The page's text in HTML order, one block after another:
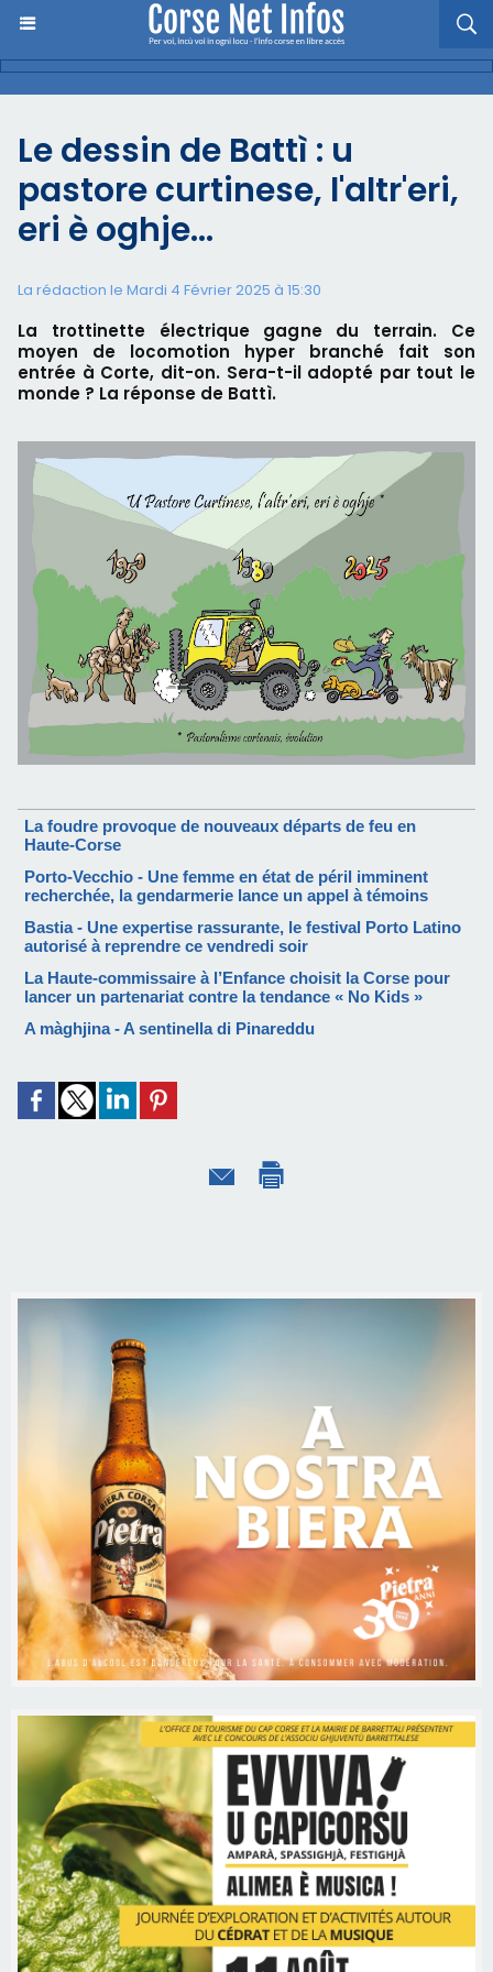
Le dessin de Battì : u
pastore curtinese, l'altr'eri,
eri è oghje…
La rédaction le Mardi 4 Février 2025 à 15:30
La trottinette électrique gagne du terrain. Ce
moyen de locomotion hyper branché fait son
entrée à Corte, dit-on. Sera-t-il adopté par tout le
monde ? La réponse de Battì.
La foudre provoque de nouveaux départs de feu en
Haute-Corse
Porto-Vecchio - Une femme en état de péril imminent
recherchée, la gendarmerie lance un appel à témoins
Bastia - Une expertise rassurante, le festival Porto Latino
autorisé à reprendre ce vendredi soir
La Haute-commissaire à l’Enfance choisit la Corse pour
lancer un partenariat contre la tendance « No Kids »
A màghjina - A sentinella di Pinareddu